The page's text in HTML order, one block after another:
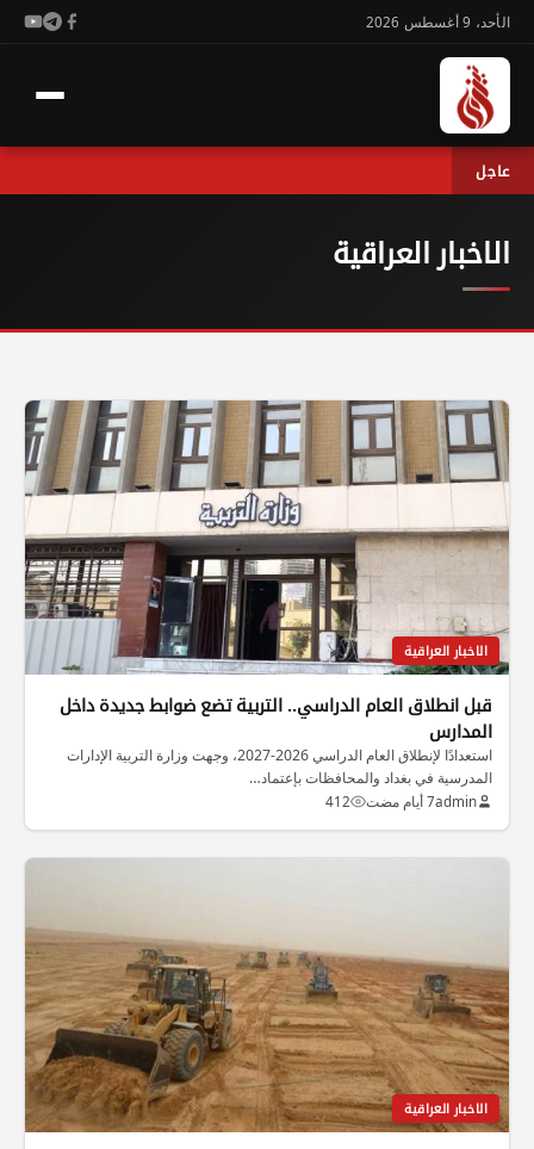
الأحد، 9 أغسطس 2026
عاجل
الاخبار العراقية
الاخبار العراقية
قبل انطلاق العام الدراسي.. التربية تضع ضوابط جديدة داخل
المدارس
استعدادًا لإنطلاق العام الدراسي 2026-2027، وجهت وزارة التربية الإدارات
المدرسية في بغداد والمحافظات بإعتماد…
admin7 أيام مضت 412
الاخبار العراقية